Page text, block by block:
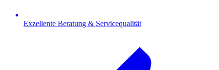
Exzellente Beratung & Servicequalität